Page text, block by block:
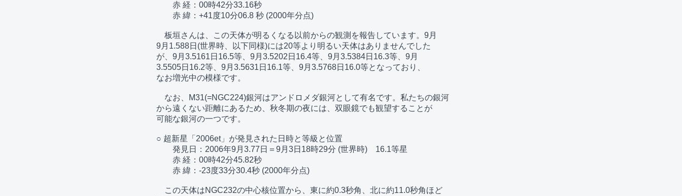
赤 経：00時42分33.16秒
赤 緯：+41度10分06.8 秒 (2000年分点)
板垣さんは、この天体が明るくなる以前からの観測を報告しています。9月
9月1.588日(世界時、以下同様)には20等より明るい天体はありませんでした
が、9月3.5161日16.5等、9月3.5202日16.4等、9月3.5384日16.3等、9月
3.5505日16.2等、9月3.5631日16.1等、9月3.5768日16.0等となっており、
なお増光中の模様です。
なお、M31(=NGC224)銀河はアンドロメダ銀河として有名です。私たちの銀河
から遠くない距離にあるため、秋冬期の夜には、双眼鏡でも観望することが
可能な銀河の一つです。
○ 超新星「2006et」が発見された日時と等級と位置
発見日：2006年9月3.77日＝9月3日18時29分 (世界時)　16.1等星
赤 経：00時42分45.82秒
赤 緯：-23度33分30.4秒 (2000年分点)
この天体はNGC232の中心核位置から、東に約0.3秒角、北に約11.0秒角ほど